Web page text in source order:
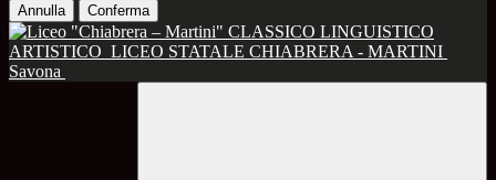
Annulla Conferma
CLASSICO LINGUISTICO
ARTISTICO LICEO STATALE CHIABRERA - MARTINI
Savona